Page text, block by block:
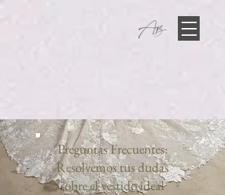
Preguntas Frecuentes:
Resolvemos tus dudas
sobre el vestido ideal